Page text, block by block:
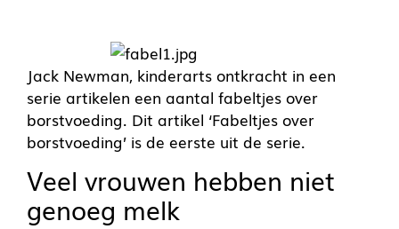
Jack Newman, kinderarts ontkracht in een
serie artikelen een aantal fabeltjes over
borstvoeding. Dit artikel ‘Fabeltjes over
borstvoeding’ is de eerste uit de serie.
Veel vrouwen hebben niet
genoeg melk